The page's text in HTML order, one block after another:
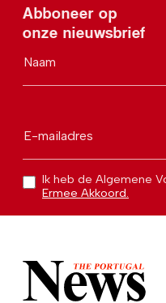
Abboneer op
onze nieuwsbrief
Naam
E-mailadres
Ik heb de Algemene
Ermee Akkoord.